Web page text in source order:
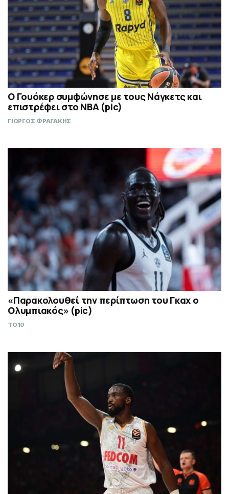
Ο Γουόκερ συμφώνησε με τους Νάγκετς και
επιστρέφει στο NBA (pic)
ΓΙΩΡΓΟΣ ΦΡΑΓΑΚΗΣ
«Παρακολουθεί την περίπτωση του Γκαχ ο
Ολυμπιακός» (pic)
TO10